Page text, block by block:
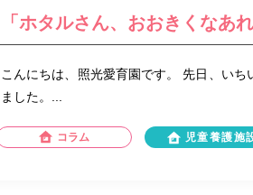
「ホタルさん、おおきくなあれ
こんにちは、照光愛育園です。 先日、い
ました。...
コラム 児童養護施